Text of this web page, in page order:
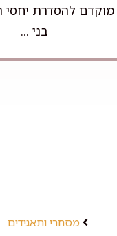
מוקדם להסדרת יחסי
בני ...
מסחרי ותאגידים